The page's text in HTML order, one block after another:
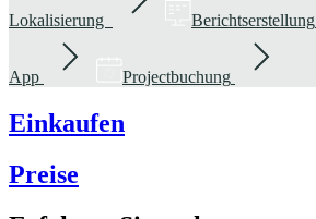
Lokalisierung Berichtserstellung
App Projectbuchung
Einkaufen
Preise